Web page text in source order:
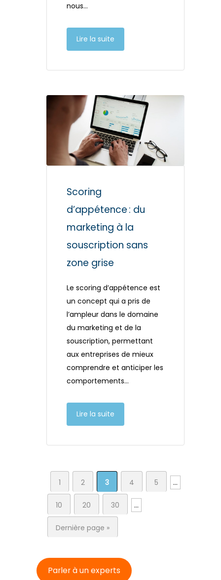
nous…
Lire la suite
Scoring
d’appétence : du
marketing à la
souscription sans
zone grise
Le scoring d’appétence est
un concept qui a pris de
l’ampleur dans le domaine
du marketing et de la
souscription, permettant
aux entreprises de mieux
comprendre et anticiper les
comportements…
Lire la suite
1 2 3 4 5 …
10 20 30 …
Dernière page »
Parler à un experts